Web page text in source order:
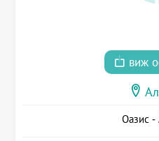
виж
Оазис -